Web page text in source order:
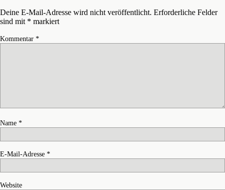
Deine E-Mail-Adresse wird nicht veröffentlicht. Erforderliche Felder
sind mit * markiert
Kommentar *
Name *
E-Mail-Adresse *
Website